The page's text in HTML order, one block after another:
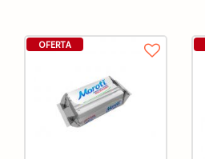
OFERTA